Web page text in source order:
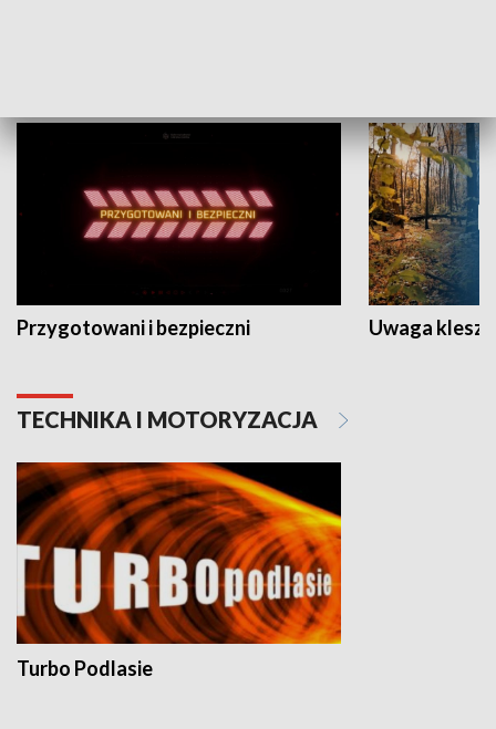
Przygotowani i bezpieczni Uwaga
TECHNIKA I MOTORYZACJA
Turbo Podlasie